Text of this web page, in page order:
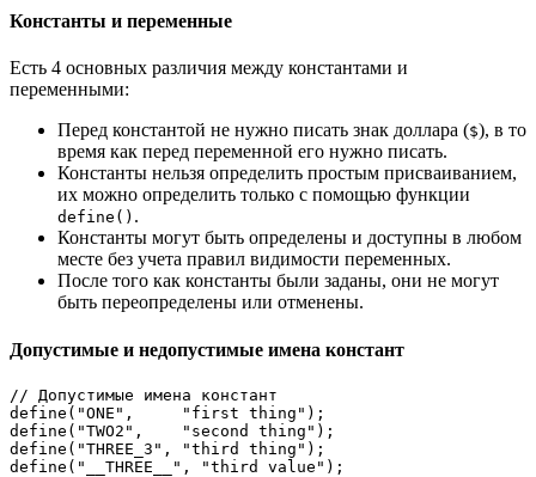
Константы и переменные
Есть 4 основных различия между константами и
переменными:
Перед константой не нужно писать знак доллара ($), в то
время как перед переменной его нужно писать.
Константы нельзя определить простым присваиванием,
их можно определить только с помощью функции
define() .
Константы могут быть определены и доступны в любом
месте без учета правил видимости переменных.
После того как константы были заданы, они не могут
быть переопределены или отменены.
Допустимые и недопустимые имена констант
// Допустимые имена констант
define("ONE",     "first thing");
define("TWO2",    "second thing");
define("THREE_3", "third thing");
define("__THREE__", "third value");